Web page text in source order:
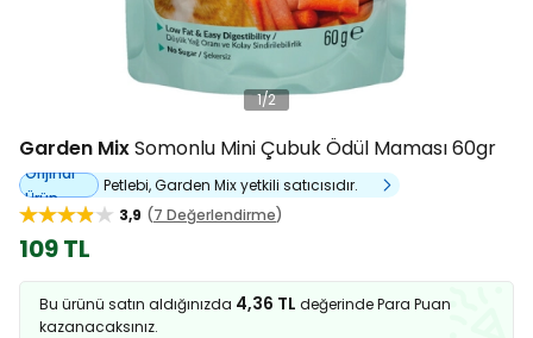
1/2
Garden MixSomonlu Mini Çubuk Ödül Maması 60gr
Orijinal
Ürün
Petlebi, Garden Mix yetkili satıcısıdır.
3,9
7 Değerlendirme
109 TL
Bu ürünü satın aldığınızda 4,36 TL değerinde Para Puan
kazanacaksınız.